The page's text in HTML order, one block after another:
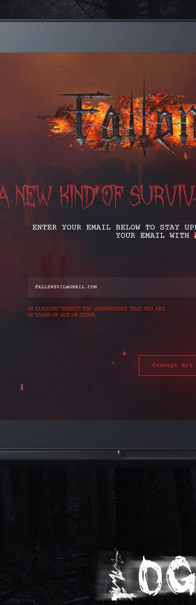
ГОЛОВНА
ПРО НАС
ПОСЛУГИ
ПОРТФОЛІО
БРИФИ
БЛОГ
КОНТАКТИ